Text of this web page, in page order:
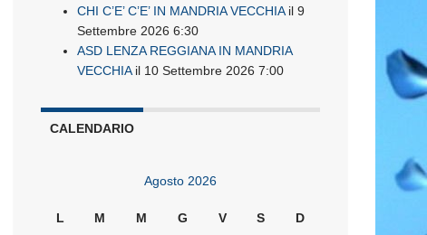
CHI C’E’ C’E’ IN MANDRIA VECCHIAil 9
Settembre 2026 6:30
ASD LENZA REGGIANA IN MANDRIA
VECCHIAil 10 Settembre 2026 7:00
CALENDARIO
Agosto 2026
L M M G V S D